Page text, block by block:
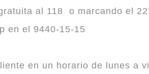
al 118 o marcando el
en el 9440-15-15
en un horario de lunes a